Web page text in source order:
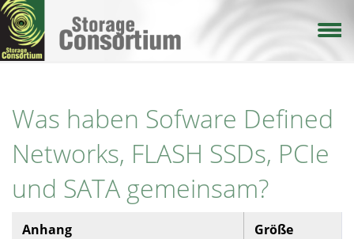
Direkt
zum
Inhalt
Was haben Sofware Defined
Networks, FLASH SSDs, PCIe
und SATA gemeinsam?
Anhang Größe